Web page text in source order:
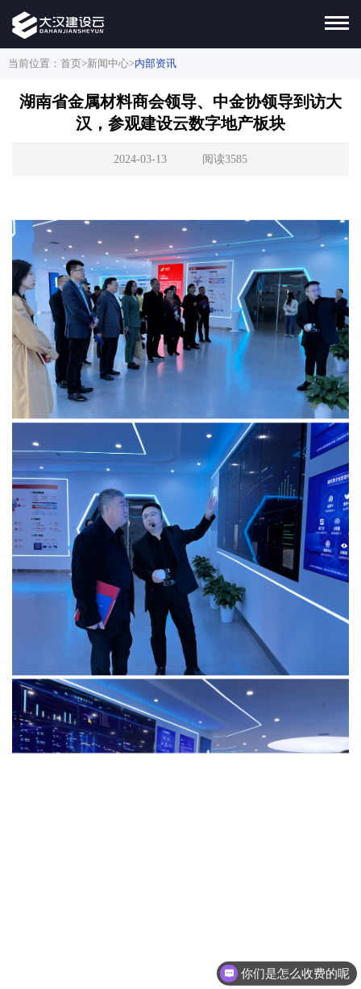
当前位置： 首页>新闻中心>内部资讯
湖南省金属材料商会领导、中金协领导到访大
汉，参观建设云数字地产板块
2024-03-13 阅读3585
你们是怎么收费的呢